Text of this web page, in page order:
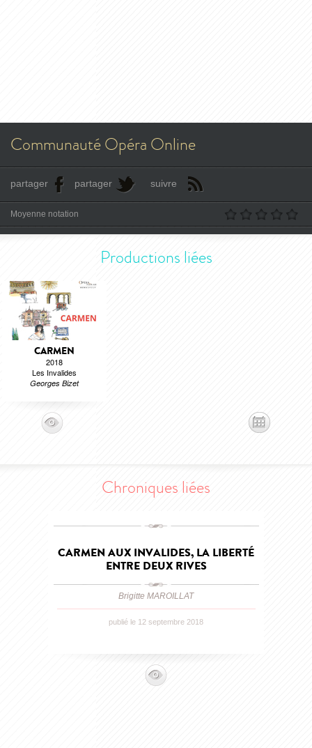
Communauté Opéra Online
partager partager suivre
Moyenne notation
Productions liées
CARMEN
2018
Les Invalides
Georges Bizet
Chroniques liées
CARMEN AUX INVALIDES, LA LIBERTÉ
ENTRE DEUX RIVES
Brigitte MAROILLAT
publié le 12 septembre 2018